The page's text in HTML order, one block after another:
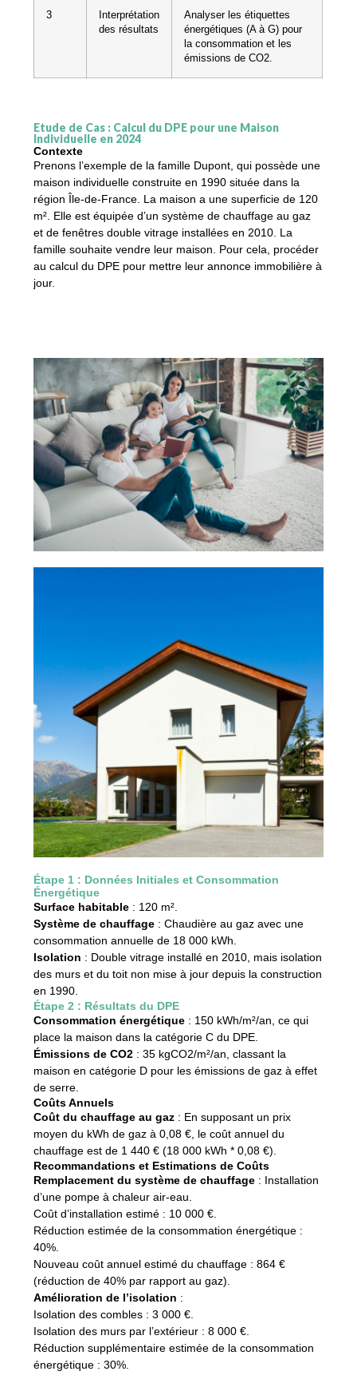
3
Interprétation
des résultats
Analyser les étiquettes
énergétiques (A à G) pour
la consommation et les
émissions de CO2.
Étude de Cas : Calcul du DPE pour une Maison
Individuelle en 2024
Contexte
Prenons l’exemple de la famille Dupont, qui possède une
maison individuelle construite en 1990 située dans la
région Île-de-France. La maison a une superficie de 120
m². Elle est équipée d’un système de chauffage au gaz
et de fenêtres double vitrage installées en 2010. La
famille souhaite vendre leur maison. Pour cela, procéder
au calcul du DPE pour mettre leur annonce immobilière à
jour.
Étape 1 : Données Initiales et Consommation
Énergétique
Surface habitable : 120 m².
Système de chauffage : Chaudière au gaz avec une
consommation annuelle de 18 000 kWh.
Isolation : Double vitrage installé en 2010, mais isolation
des murs et du toit non mise à jour depuis la construction
en 1990.
Étape 2 : Résultats du DPE
Consommation énergétique : 150 kWh/m²/an, ce qui
place la maison dans la catégorie C du DPE.
Émissions de CO2 : 35 kgCO2/m²/an, classant la
maison en catégorie D pour les émissions de gaz à effet
de serre.
Coûts Annuels
Coût du chauffage au gaz : En supposant un prix
moyen du kWh de gaz à 0,08 €, le coût annuel du
chauffage est de 1 440 € (18 000 kWh * 0,08 €).
Recommandations et Estimations de Coûts
Remplacement du système de chauffage : Installation
d’une pompe à chaleur air-eau.
Coût d’installation estimé : 10 000 €.
Réduction estimée de la consommation énergétique :
40%.
Nouveau coût annuel estimé du chauffage : 864 €
(réduction de 40% par rapport au gaz).
Amélioration de l’isolation :
Isolation des combles : 3 000 €.
Isolation des murs par l’extérieur : 8 000 €.
Réduction supplémentaire estimée de la consommation
énergétique : 30%.